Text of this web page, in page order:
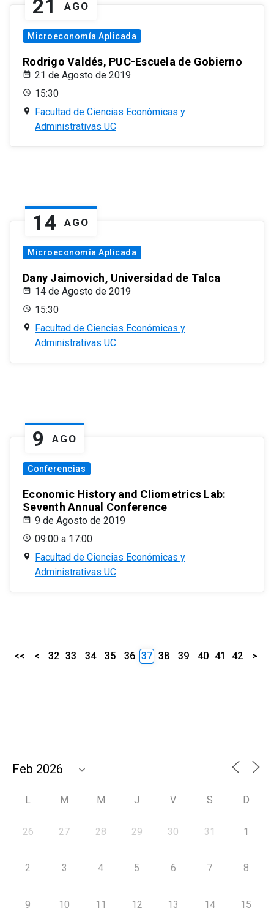
21 AGO
Microeconomía Aplicada
Rodrigo Valdés, PUC-Escuela de Gobierno
21 de Agosto de 2019
15:30
Facultad de Ciencias Económicas y
Administrativas UC
14 AGO
Microeconomía Aplicada
Dany Jaimovich, Universidad de Talca
14 de Agosto de 2019
15:30
Facultad de Ciencias Económicas y
Administrativas UC
9 AGO
Conferencias
Economic History and Cliometrics Lab:
Seventh Annual Conference
9 de Agosto de 2019
09:00 a 17:00
Facultad de Ciencias Económicas y
Administrativas UC
<< < 32 33 34 35 36 37 38 39 40 41 42 >
L M M J V S D
26 27 28 29 30 31 1
2 3 4 5 6 7 8
9 10 11 12 13 14 15